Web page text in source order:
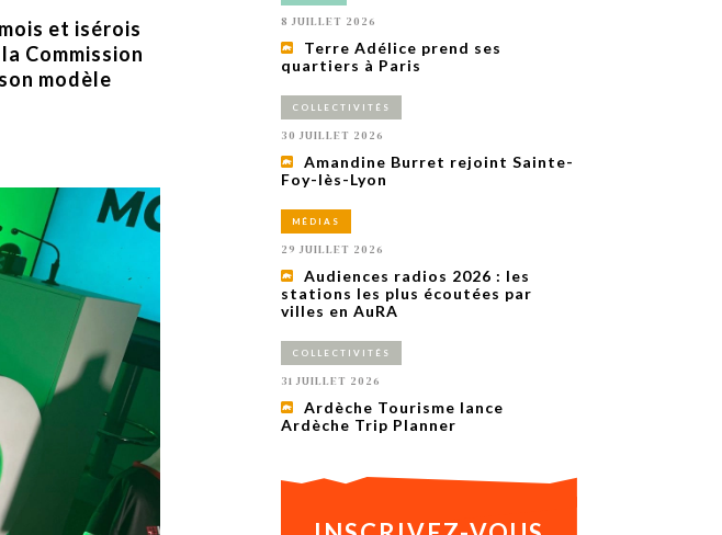
29 JUILLET 2026
saison autour de son concept autour de
la déconnexion, en digital et au cinéma.
Alexandra Thizy, sa responsable
marketing et communication, revient sur
la campagne.
M’ABONNER À OURSCOM PENDANT
1 AN
VOUS MÉDIA
IA
et isérois
Commission
modèle
8 JUILLET 2026
Terre Adélice prend ses
quartiers à Paris
COLLECTIVITÉS
30 JUILLET 2026
Amandine Burret rejoint Sainte-
Foy-lès-Lyon
MÉDIAS
29 JUILLET 2026
Audiences radios 2026 : les
stations les plus écoutées par
villes en AuRA
COLLECTIVITÉS
31 JUILLET 2026
Ardèche Tourisme lance
Ardèche Trip Planner